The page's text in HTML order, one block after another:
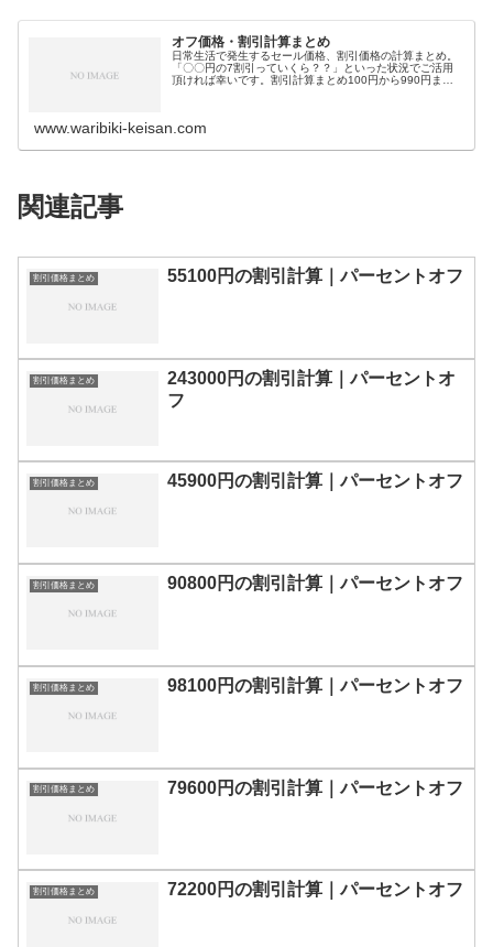
オフ価格・割引計算まとめ
日常生活で発生するセール価格、割引価格の計算まとめ。
「〇〇円の7割引っていくら？？」といった状況でご活用
頂ければ幸いです。割引計算まとめ100円から990円まで
www.waribiki-keisan.com
関連記事
割引価格まとめ 55100円の割引計算｜パーセントオフ
割引価格まとめ
243000円の割引計算｜パーセントオ
フ
割引価格まとめ 45900円の割引計算｜パーセントオフ
割引価格まとめ 90800円の割引計算｜パーセントオフ
割引価格まとめ 98100円の割引計算｜パーセントオフ
割引価格まとめ 79600円の割引計算｜パーセントオフ
割引価格まとめ 72200円の割引計算｜パーセントオフ